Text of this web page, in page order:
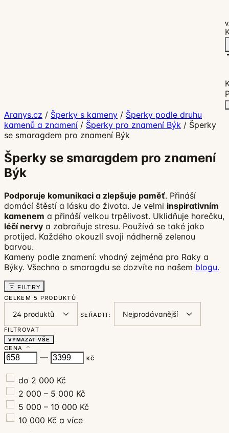
Aranys.cz / Šperky s kameny / Šperky podle druhu
kamenů a znamení / Šperky pro znamení Býk / Šperky
se smaragdem pro znamení Býk
Šperky se smaragdem pro znamení
Býk
Podporuje komunikaci a zlepšuje paměť. Přináší
domácí štěstí a lásku do života. Je velmi inspirativním
kamenem a přináší velkou trpělivost. Uklidňuje horečku,
léčí nervy a zabraňuje stresu. Používá se také jako
protijed. Každého okouzlí svoji nádherně zelenou
barvou.
Kameny podle znamení: vhodný zejména pro Raky a
Býky. Všechno o smaragdu se dozvíte na našem blogu.
FILTRY
CELKEM 5 PRODUKTŮ
SEŘADIT:
FILTROVAT
VYMAZAT VŠE
CENA
— KČ
do 2 000 Kč
2 000 – 5 000 Kč
5 000 – 10 000 Kč
10 000 Kč a více